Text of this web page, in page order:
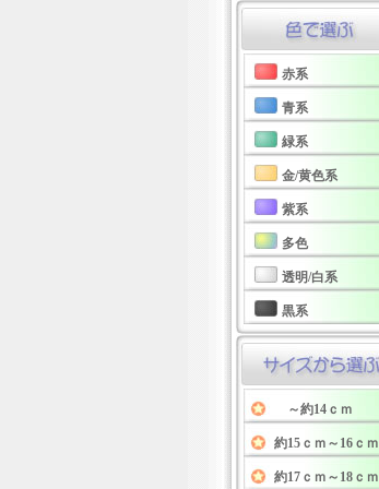
赤系
青系
緑系
金/黄色系
紫系
多色
透明/白系
黒系
～約14ｃｍ
約15ｃｍ～16ｃｍ
約17ｃｍ～18ｃｍ